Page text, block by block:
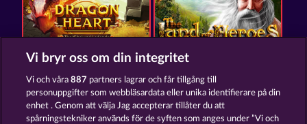
Dragonheart The Nibelung Legends The Land of Heroes
Vi bryr oss om din integritet
Vi och våra887 partners lagrar och får tillgång till
personuppgifter som webbläsardata eller unika identifierare på din
enhet . Genom att välja Jag accepterar tillåter du att
spårningstekniker används för de syften som anges under ”Vi och